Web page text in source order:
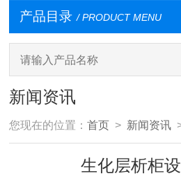
产品目录 / PRODUCT MENU
新闻资讯
您现在的位置：首页 > 新闻资讯
生化层析柜